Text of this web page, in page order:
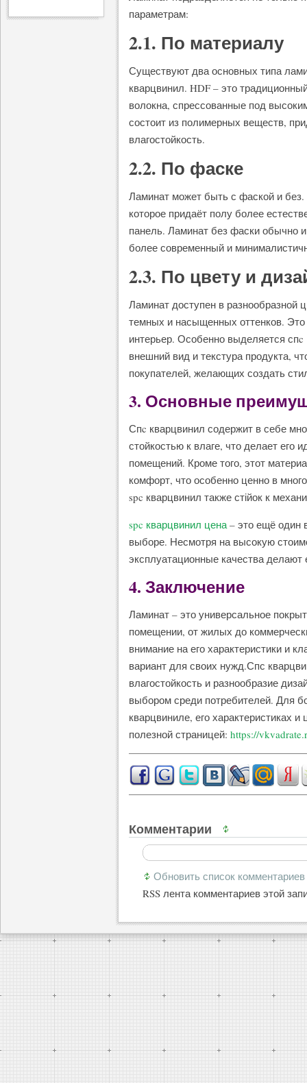
параметрам:
2.1. По материалу
Существуют два основных типа
кварцвинил. HDF – это
волокна, спрессованные под
состоит из полимерных веществ,
влагостойкость.
2.2. По фаске
Ламинат может быть с фаской и без.
которое придаёт полу более
панель. Ламинат без фаски обычно
более современный и
2.3. По цвету и
Ламинат доступен в разнообразной
темных и насыщенных оттенков.
интерьер. Особенно выделяется
внешний вид и текстура продукта,
покупателей, желающих создать
3. Основные
Спc кварцвинил содержит в себе
стойкостью к влаге, что делает
помещений. Кроме того, этот
комфорт, что особенно ценно в
spc кварцвинил также стійок к
spc кварцвинил цена– это ещё один
выборе. Несмотря на высокую
эксплуатационные качества
4. Заключение
Ламинат – это универсальное
помещении, от жилых до
внимание на его характеристики и
вариант для своих нужд.Спс
влагостойкость и разнообразие
выбором среди потребителей. Для
кварцвиниле, его характеристиках
полезной страницей: https://
Комментарии
Обновить список комментариев
RSS лента комментариев этой